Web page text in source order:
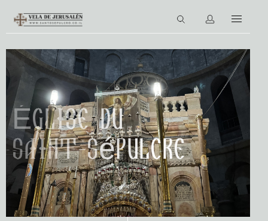
Les Tours virtuels
La Bible en ligne
Les places sacrees
Les biens et services
Les nouvelles
FR
Église du
Saint-Sépulcre